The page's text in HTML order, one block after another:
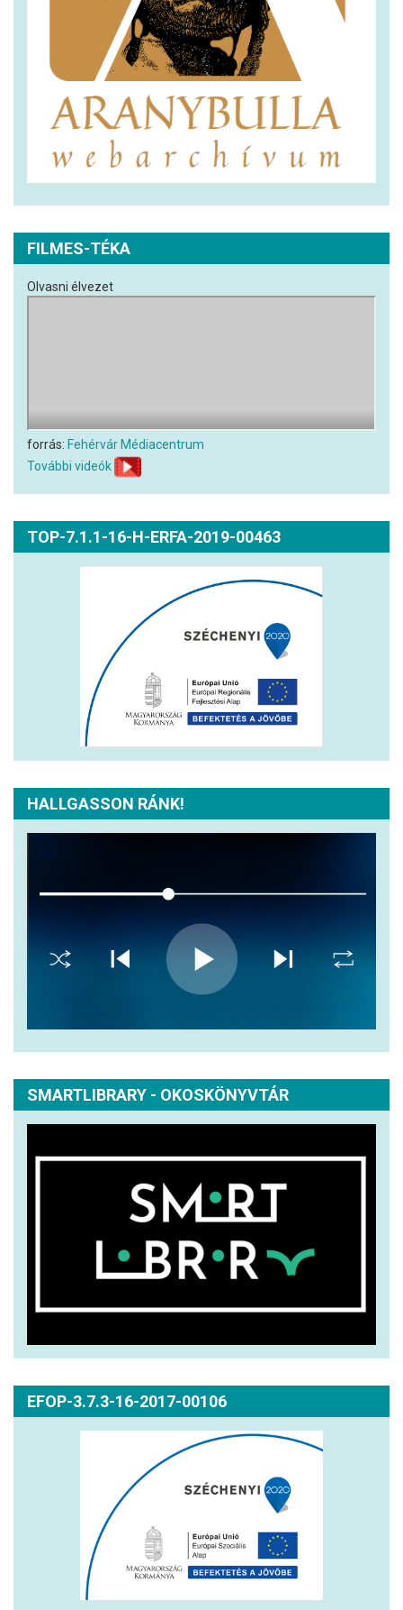
FILMES-TÉKA
Olvasni élvezet
forrás: Fehérvár Médiacentrum
További videók
TOP-7.1.1-16-H-ERFA-2019-00463
HALLGASSON RÁNK!
SMARTLIBRARY - OKOSKÖNYVTÁR
EFOP-3.7.3-16-2017-00106